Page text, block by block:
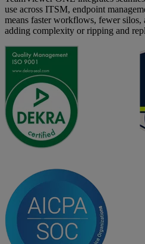
use across ITSM, endpoint
means faster workflows, fewer silos,
adding complexity or ripping and